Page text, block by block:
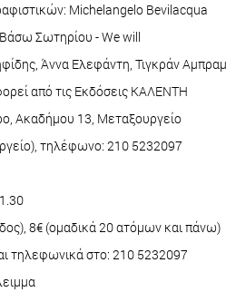
Michelangelo Bevilacqua
Σωτηρίου - We will
Άννα Ελεφάντη, Τιγκράν
από τις Εκδόσεις ΚΑΛΕΝΤΗ
Ακαδήμου 13, Μεταξουργείο
τηλέφωνο: 210 5232097
8€ (ομαδικά 20 ατόμων και πάνω)
τηλεφωνικά στο: 210 5232097